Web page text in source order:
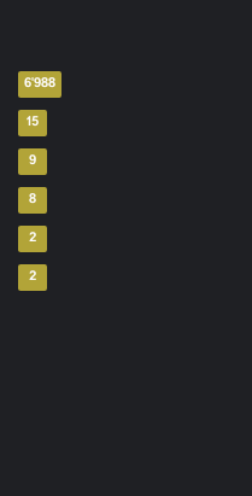
6٬988
15
9
8
2
2